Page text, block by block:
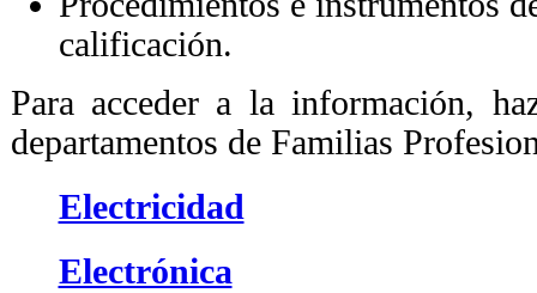
calificación.
Para acceder a la información,
departamentos de Familias
Electricidad
Electrónica